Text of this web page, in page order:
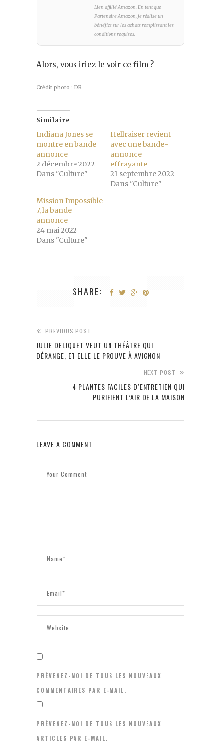
Lien affilié Amazon. En tant que
Partenaire Amazon, je réalise un
bénéfice sur les achats remplissant les
conditions requises.
Alors, vous iriez le voir ce film ?
Crédit photo : DR
Similaire
Indiana Jones se
montre en bande
annonce
2 décembre 2022
Dans "Culture"
Hellraiser revient
avec une bande-
annonce
effrayante
21 septembre 2022
Dans "Culture"
Mission Impossible
7, la bande
annonce
24 mai 2022
Dans "Culture"
SHARE:
PREVIOUS POST
JULIE DELIQUET VEUT UN THÉÂTRE QUI
DÉRANGE, ET ELLE LE PROUVE À AVIGNON
NEXT POST
4 PLANTES FACILES D’ENTRETIEN QUI
PURIFIENT L’AIR DE LA MAISON
LEAVE A COMMENT
PRÉVENEZ-MOI DE TOUS LES NOUVEAUX
COMMENTAIRES PAR E-MAIL.
PRÉVENEZ-MOI DE TOUS LES NOUVEAUX
ARTICLES PAR E-MAIL.